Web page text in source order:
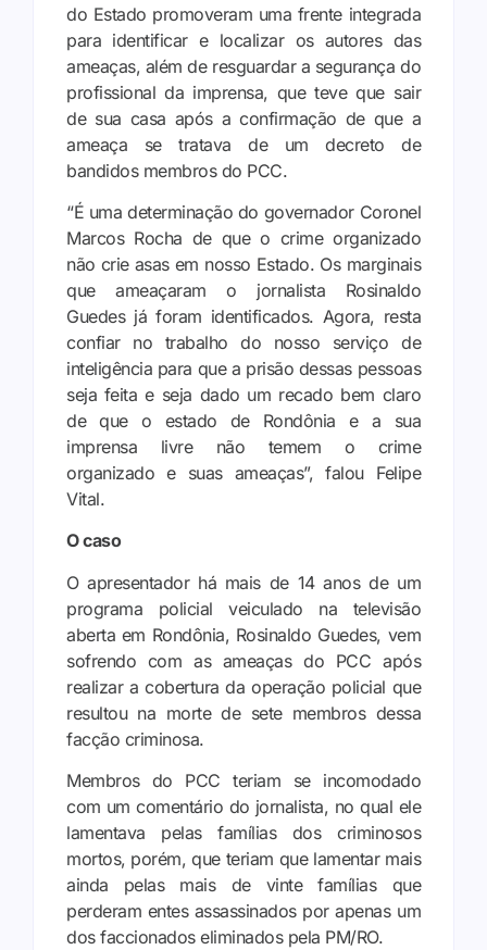
do Estado promoveram uma frente integrada
para identificar e localizar os autores das
ameaças, além de resguardar a segurança do
profissional da imprensa, que teve que sair
de sua casa após a confirmação de que a
ameaça se tratava de um decreto de
bandidos membros do PCC.
“É uma determinação do governador Coronel
Marcos Rocha de que o crime organizado
não crie asas em nosso Estado. Os marginais
que ameaçaram o jornalista Rosinaldo
Guedes já foram identificados. Agora, resta
confiar no trabalho do nosso serviço de
inteligência para que a prisão dessas pessoas
seja feita e seja dado um recado bem claro
de que o estado de Rondônia e a sua
imprensa livre não temem o crime
organizado e suas ameaças”, falou Felipe
Vital.
O caso
O apresentador há mais de 14 anos de um
programa policial veiculado na televisão
aberta em Rondônia, Rosinaldo Guedes, vem
sofrendo com as ameaças do PCC após
realizar a cobertura da operação policial que
resultou na morte de sete membros dessa
facção criminosa.
Membros do PCC teriam se incomodado
com um comentário do jornalista, no qual ele
lamentava pelas famílias dos criminosos
mortos, porém, que teriam que lamentar mais
ainda pelas mais de vinte famílias que
perderam entes assassinados por apenas um
dos faccionados eliminados pela PM/RO.